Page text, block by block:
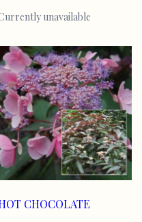
unavailable
CHOCOLATE